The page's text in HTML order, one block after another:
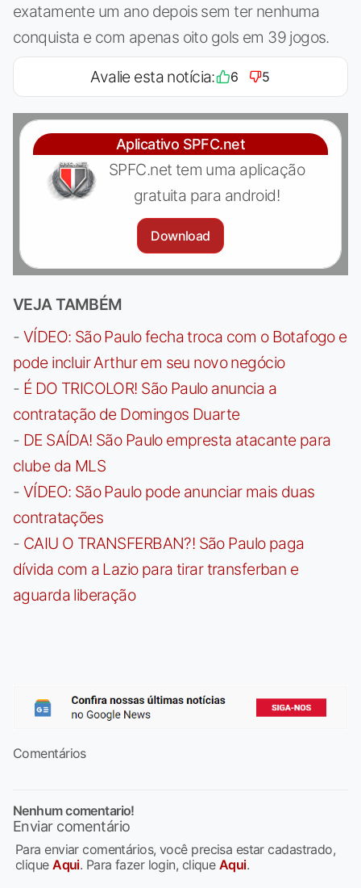
exatamente um ano depois sem ter nenhuma
conquista e com apenas oito gols em 39 jogos.
Avalie esta notícia: 6 5
Aplicativo SPFC.net
SPFC.net tem uma aplicação
gratuita para android!
Download
VEJA TAMBÉM
- VÍDEO: São Paulo fecha troca com o Botafogo e
pode incluir Arthur em seu novo negócio
- É DO TRICOLOR! São Paulo anuncia a
contratação de Domingos Duarte
- DE SAÍDA! São Paulo empresta atacante para
clube da MLS
- VÍDEO: São Paulo pode anunciar mais duas
contratações
- CAIU O TRANSFERBAN?! São Paulo paga
dívida com a Lazio para tirar transferban e
aguarda liberação
Comentários
Nenhum comentario!
Enviar comentário
Para enviar comentários, você precisa estar cadastrado,
cliqueAqui. Para fazer login, clique Aqui.